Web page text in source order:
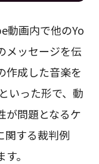
動画内で他のYo
メッセージを伝
作成した音楽を
いった形で、動
が問題となるケ
関する裁判例
。